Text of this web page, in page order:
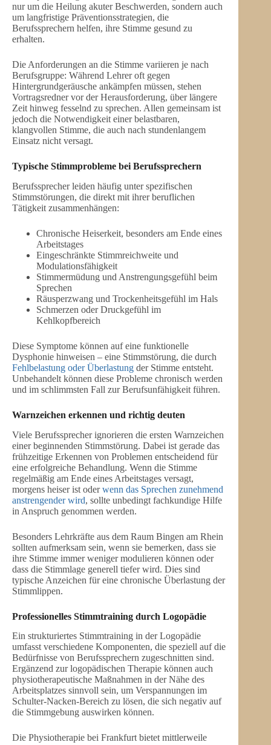
nur um die Heilung akuter Beschwerden, sondern auch
um langfristige Präventionsstrategien, die
Berufssprechern helfen, ihre Stimme gesund zu
erhalten.
Die Anforderungen an die Stimme variieren je nach
Berufsgruppe: Während Lehrer oft gegen
Hintergrundgeräusche ankämpfen müssen, stehen
Vortragsredner vor der Herausforderung, über längere
Zeit hinweg fesselnd zu sprechen. Allen gemeinsam ist
jedoch die Notwendigkeit einer belastbaren,
klangvollen Stimme, die auch nach stundenlangem
Einsatz nicht versagt.
Typische Stimmprobleme bei Berufssprechern
Berufssprecher leiden häufig unter spezifischen
Stimmstörungen, die direkt mit ihrer beruflichen
Tätigkeit zusammenhängen:
Chronische Heiserkeit, besonders am Ende eines
Arbeitstages
Eingeschränkte Stimmreichweite und
Modulationsfähigkeit
Stimmermüdung und Anstrengungsgefühl beim
Sprechen
Räusperzwang und Trockenheitsgefühl im Hals
Schmerzen oder Druckgefühl im
Kehlkopfbereich
Diese Symptome können auf eine funktionelle
Dysphonie hinweisen – eine Stimmstörung, die durch
Fehlbelastung oder Überlastung der Stimme entsteht.
Unbehandelt können diese Probleme chronisch werden
und im schlimmsten Fall zur Berufsunfähigkeit führen.
Warnzeichen erkennen und richtig deuten
Viele Berufssprecher ignorieren die ersten Warnzeichen
einer beginnenden Stimmstörung. Dabei ist gerade das
frühzeitige Erkennen von Problemen entscheidend für
eine erfolgreiche Behandlung. Wenn die Stimme
regelmäßig am Ende eines Arbeitstages versagt,
morgens heiser ist oderwenn das Sprechen zunehmend
anstrengender wird, sollte unbedingt fachkundige Hilfe
in Anspruch genommen werden.
Besonders Lehrkräfte aus dem Raum Bingen am Rhein
sollten aufmerksam sein, wenn sie bemerken, dass sie
ihre Stimme immer weniger modulieren können oder
dass die Stimmlage generell tiefer wird. Dies sind
typische Anzeichen für eine chronische Überlastung der
Stimmlippen.
Professionelles Stimmtraining durch Logopädie
Ein strukturiertes Stimmtraining in der Logopädie
umfasst verschiedene Komponenten, die speziell auf die
Bedürfnisse von Berufssprechern zugeschnitten sind.
Ergänzend zur logopädischen Therapie können auch
physiotherapeutische Maßnahmen in der Nähe des
Arbeitsplatzes sinnvoll sein, um Verspannungen im
Schulter-Nacken-Bereich zu lösen, die sich negativ auf
die Stimmgebung auswirken können.
Die Physiotherapie bei Frankfurt bietet mittlerweile